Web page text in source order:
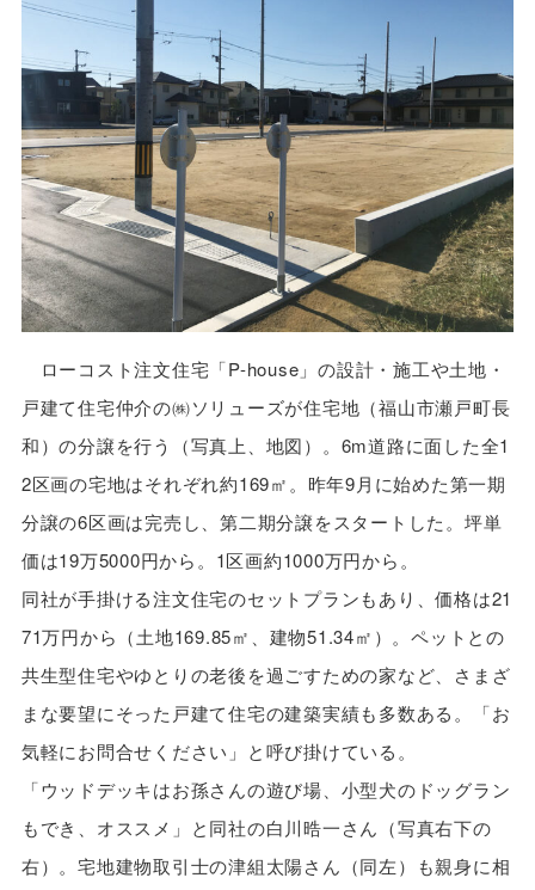
ローコスト注文住宅「P-house」の設計・施工や土地・
戸建て住宅仲介の㈱ソリューズが住宅地（福山市瀬戸町長
和）の分譲を行う（写真上、地図）。6m道路に面した全1
2区画の宅地はそれぞれ約169㎡。昨年9月に始めた第一期
分譲の6区画は完売し、第二期分譲をスタートした。坪単
価は19万5000円から。1区画約1000万円から。
同社が手掛ける注文住宅のセットプランもあり、価格は21
71万円から（土地169.85㎡、建物51.34㎡）。ペットとの
共生型住宅やゆとりの老後を過ごすための家など、さまざ
まな要望にそった戸建て住宅の建築実績も多数ある。「お
気軽にお問合せください」と呼び掛けている。
「ウッドデッキはお孫さんの遊び場、小型犬のドッグラン
もでき、オススメ」と同社の白川晧一さん（写真右下の
右）。宅地建物取引士の津組太陽さん（同左）も親身に相